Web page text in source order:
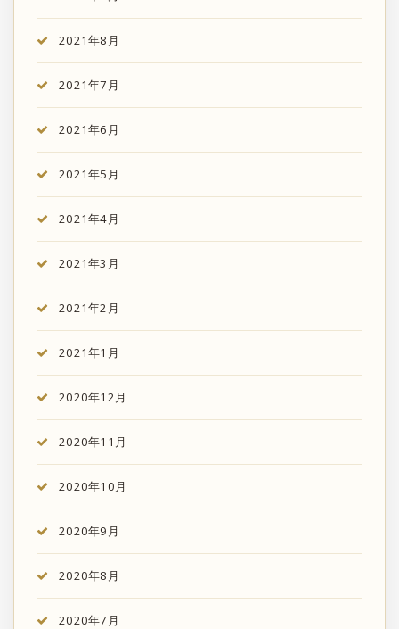
2021年8月
2021年7月
2021年6月
2021年5月
2021年4月
2021年3月
2021年2月
2021年1月
2020年12月
2020年11月
2020年10月
2020年9月
2020年8月
2020年7月